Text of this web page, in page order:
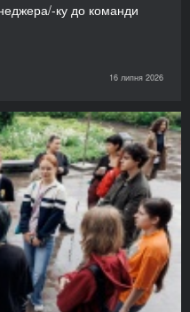
ку до команди
16 липня 2026